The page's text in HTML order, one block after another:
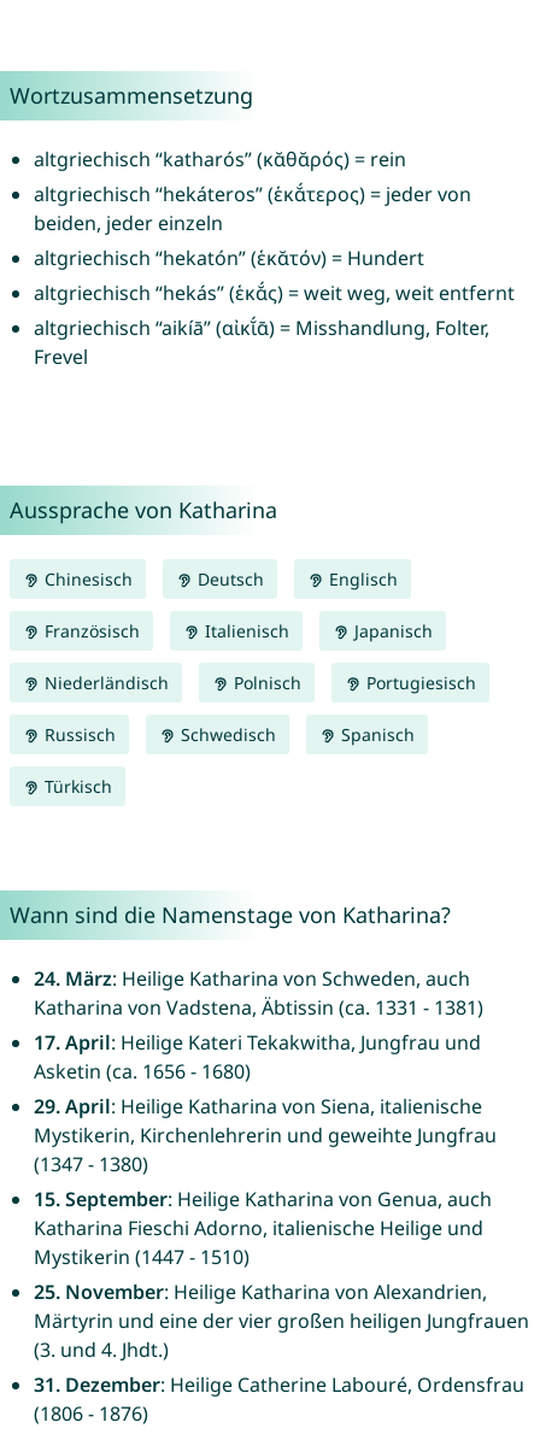
Wortzusammensetzung
altgriechisch “katharós” (κᾰθᾰρός) = rein
altgriechisch “hekáteros” (ἑκᾰ́τερος) = jeder von
beiden, jeder einzeln
altgriechisch “hekatón” (ἑκᾰτόν) = Hundert
altgriechisch “hekás” (ἑκᾰ́ς) = weit weg, weit entfernt
altgriechisch “aikíā” (αἰκῐ́ᾱ) = Misshandlung, Folter,
Frevel
Aussprache von Katharina
Chinesisch Deutsch Englisch
Französisch Italienisch Japanisch
Niederländisch Polnisch Portugiesisch
Russisch Schwedisch Spanisch
Türkisch
Wann sind die Namenstage von Katharina?
24. März: Heilige Katharina von Schweden, auch
Katharina von Vadstena, Äbtissin (ca. 1331 - 1381)
17. April: Heilige Kateri Tekakwitha, Jungfrau und
Asketin (ca. 1656 - 1680)
29. April: Heilige Katharina von Siena, italienische
Mystikerin, Kirchenlehrerin und geweihte Jungfrau
(1347 - 1380)
15. September: Heilige Katharina von Genua, auch
Katharina Fieschi Adorno, italienische Heilige und
Mystikerin (1447 - 1510)
25. November: Heilige Katharina von Alexandrien,
Märtyrin und eine der vier großen heiligen Jungfrauen
(3. und 4. Jhdt.)
31. Dezember: Heilige Catherine Labouré, Ordensfrau
(1806 - 1876)